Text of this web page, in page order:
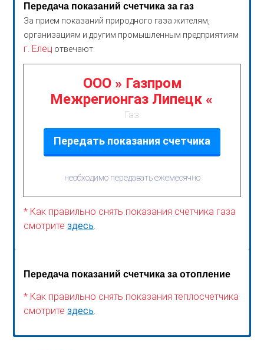
Передача показаний счетчика за газ
За прием показаний природного газа жителям,
организациям и другим промышленным предприятиям
г. Елец отвечают:
ООО » Газпром
Межрегионгаз Липецк «
Газ
Передать показания счетчика
необходимо передавать ежемесячно
* Как правильно снять показания счетчика газа
смотритездесь
Передача показаний счетчика за отопление
* Как правильно снять показания теплосчетчика
смотритездесь